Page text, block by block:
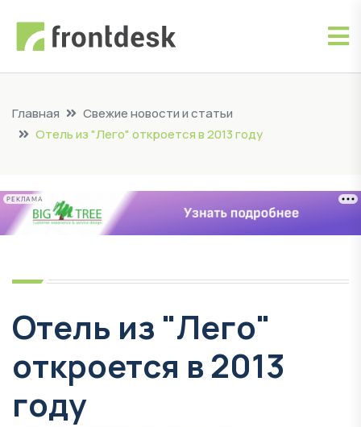
Главная
Свежие новости и статьи
Отель из "Лего" откроется в 2013 году
РЕКЛАМА
Отель из "Лего"
откроется в 2013
году